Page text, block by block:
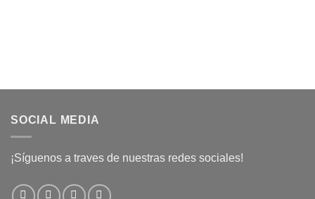
SOCIAL MEDIA
¡Síguenos a traves de nuestras redes sociales!